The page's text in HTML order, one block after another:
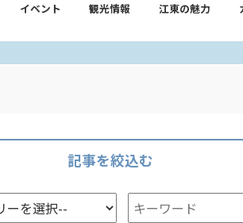
イベント 観光情報 江東の魅力
記事を絞込む